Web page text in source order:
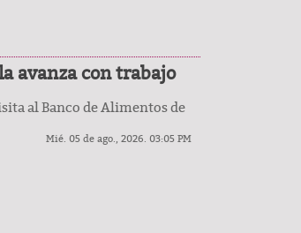
avanza con trabajo
al Banco de Alimentos de
Mié. 05 de ago., 2026. 03:05 PM